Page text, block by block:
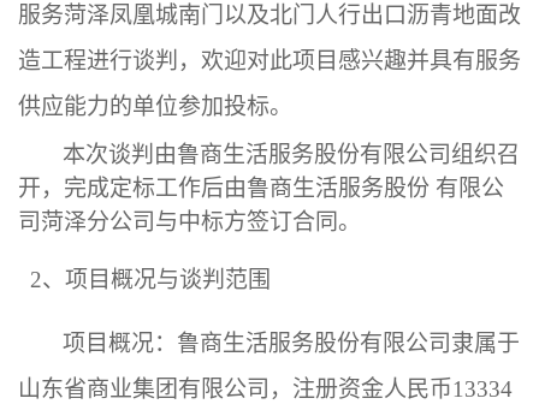
服务菏泽凤凰城南门以及北门人行出口沥青地面改
造工程进行谈判 ，欢迎对此项目感兴趣并具有服务
供应能力的单位参加投标。
本次谈判 由鲁商生活服务股份有限公司组织召
开，完成定标工作后由鲁商生活服务股份 有限公
司菏泽分公司与中标方签订合同。
2、项目概况与谈判 范围
项目概况： 鲁商生活服务股份有限公司隶属于
山东省商业集团有限公司，注册资金人民币1 3334